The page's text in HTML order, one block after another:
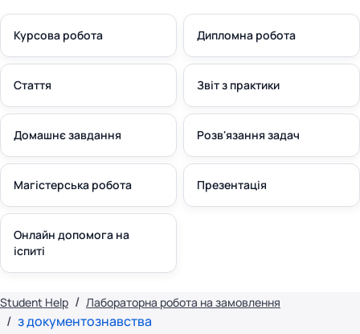
Курсова робота Дипломна робота
Стаття Звіт з практики
Домашнє завдання Розв'язання задач
Магістерська робота Презентація
Онлайн допомога на
іспиті
Student Help Лабораторна робота на замовлення
з документознавства